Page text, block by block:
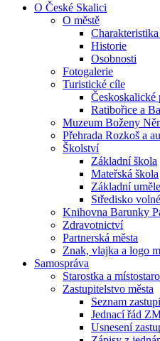
O České Skalici
O městě
Charakteristika
Historie
Osobnosti
Fotogalerie
Turistické cíle
Českoskalické
Ratibořice a
Muzeum Boženy
Přehrada Rozkoš a
Školství
Základní škola
Mateřská škola
Základní
Středisko
Knihovna Barunky
Zdravotnictví
Partnerská města
Znak, vlajka a logo
Samospráva
Starostka a
Zastupitelstvo města
Seznam
Jednací řád
Usnesení